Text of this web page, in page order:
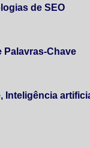
de SEO
Palavras-Chave
Inteligência